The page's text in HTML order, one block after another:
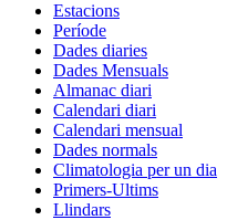
Estacions
Període
Dades diaries
Dades Mensuals
Almanac diari
Calendari diari
Calendari mensual
Dades normals
Climatologia per un dia
Primers-Ultims
Llindars